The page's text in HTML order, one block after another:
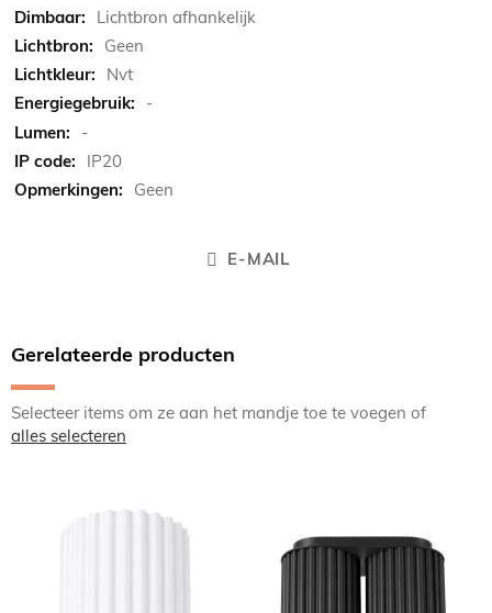
Lichtbron afhankelijk
Geen
Nvt
-
-
IP20
Geen
E-MAIL
Gerelateerde producten
Selecteer items om ze aan het mandje toe te voegen of
alles selecteren